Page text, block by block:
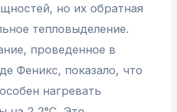
но их обратная
тепловыделение.
проведенное в
Феникс, показало, что
нагревать